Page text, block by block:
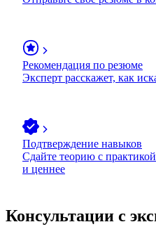
Рекомендация по резюме
Эксперт расскажет, как
Подтверждение навыков
Сдайте теорию с практикой
и ценнее
Консультации с